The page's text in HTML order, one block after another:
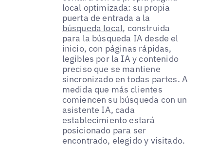
local optimizada: su propia
puerta de entrada a la
búsqueda local, construida
para la búsqueda IA desde el
inicio, con páginas rápidas,
legibles por la IA y contenido
preciso que se mantiene
sincronizado en todas partes. A
medida que más clientes
comiencen su búsqueda con un
asistente IA, cada
establecimiento estará
posicionado para ser
encontrado, elegido y visitado.